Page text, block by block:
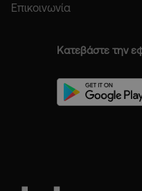
Επικοινωνία
Κατεβάστε την